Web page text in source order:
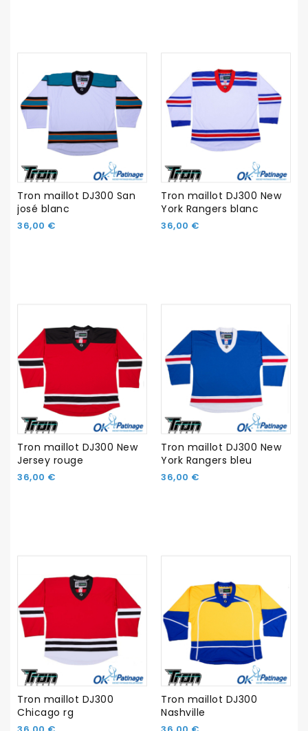
Tron maillot DJ300 San
josé blanc
36,00 €
Tron maillot DJ300 New
York Rangers blanc
36,00 €
Tron maillot DJ300 New
Jersey rouge
36,00 €
Tron maillot DJ300 New
York Rangers bleu
36,00 €
Tron maillot DJ300
Chicago rg
Tron maillot DJ300
Nashville